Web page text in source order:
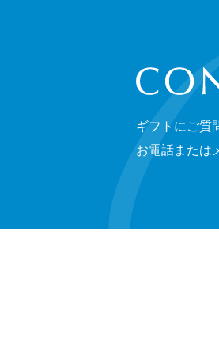
CONTACT
ギフトにご質
お電話または